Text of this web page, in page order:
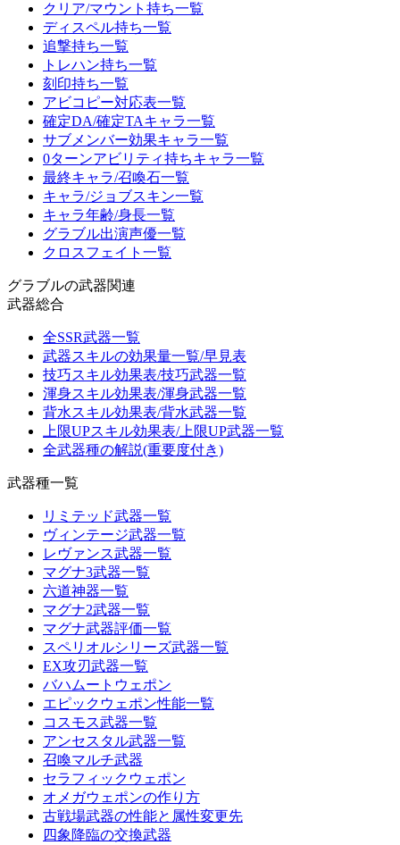
クリア/マウント持ち一覧
ディスペル持ち一覧
追撃持ち一覧
トレハン持ち一覧
刻印持ち一覧
アビコピー対応表一覧
確定DA/確定TAキャラ一覧
サブメンバー効果キャラ一覧
0ターンアビリティ持ちキャラ一覧
最終キャラ/召喚石一覧
キャラ/ジョブスキン一覧
キャラ年齢/身長一覧
グラブル出演声優一覧
クロスフェイト一覧
グラブルの武器関連
武器総合
全SSR武器一覧
武器スキルの効果量一覧/早見表
技巧スキル効果表/技巧武器一覧
渾身スキル効果表/渾身武器一覧
背水スキル効果表/背水武器一覧
上限UPスキル効果表/上限UP武器一覧
全武器種の解説(重要度付き)
武器種一覧
リミテッド武器一覧
ヴィンテージ武器一覧
レヴァンス武器一覧
マグナ3武器一覧
六道神器一覧
マグナ2武器一覧
マグナ武器評価一覧
スペリオルシリーズ武器一覧
EX攻刃武器一覧
バハムートウェポン
エピックウェポン性能一覧
コスモス武器一覧
アンセスタル武器一覧
召喚マルチ武器
セラフィックウェポン
オメガウェポンの作り方
古戦場武器の性能と属性変更先
四象降臨の交換武器